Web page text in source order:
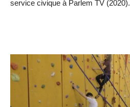
service civique à Parlem TV (2020).